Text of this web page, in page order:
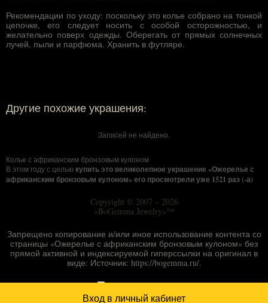
Рекомендации по уходу: поскольку это колье собрано на тонкой
цепочке, его следует носить с особой осторожностью, и
желательно поверх одежды. Оберегать от прямых солнечных
лучей, пыли и парфюма. Хранить в футляре.
Другие похожие украшения:
Записей не найдено.
Колье с африканским бронзовым кулоном
В этом году с целью купить это великолепное украшение «Ожерелье с
африканским бронзовым кулоном» его просмотрели уже 1521 раз (-а)
Copyright © 2007 – 2026
«BoGemma Jewelry»™
Запрещено копирование и/или иное использование контента со
страницы «Ожерелье с африканским бронзовым кулоном» без
прямой активной и индексируемой гиперссылки на оригинал в
виде: Источник: https://bogemma.ru/.
Вход в личный кабинет